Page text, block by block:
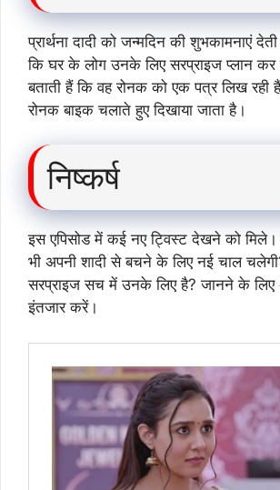
प्रार्थना दादी को जन्मदिन की शुभकामनाएं
कि घर के लोग उनके लिए सरप्राइज प्लान कर
बताती हैं कि वह रोनक को एक पत्र लिख रही
रोनक बाइक चलाते हुए दिखाया जाता है।
निष्कर्ष
इस एपिसोड में कई नए ट्विस्ट देखने को मिले।
भी अपनी शादी से बचने के लिए नई चाल
सरप्राइज सच में उनके लिए है? जानने के लिए
इंतजार करें।